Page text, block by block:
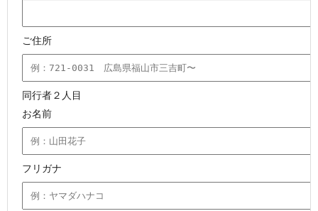
ご住所
同行者２人目
お名前
フリガナ